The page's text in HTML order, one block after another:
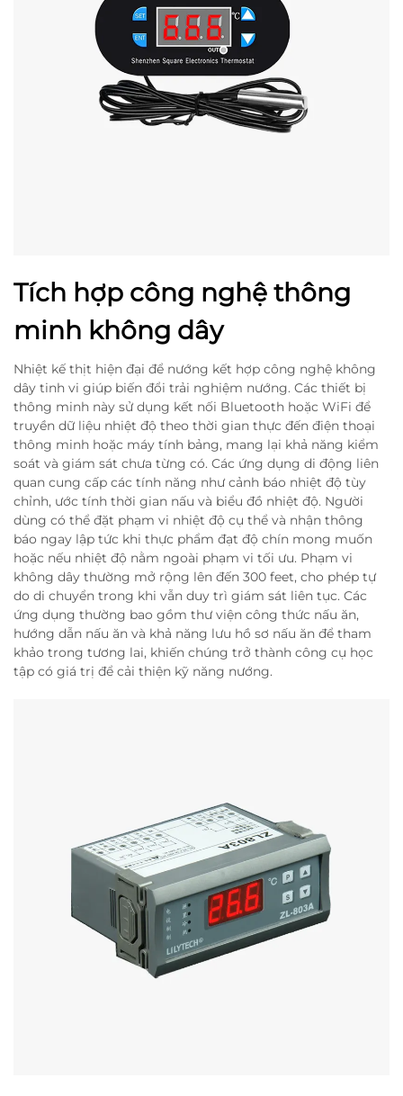
Tích hợp công nghệ thông
minh không dây
Nhiệt kế thịt hiện đại để nướng kết hợp công nghệ không
dây tinh vi giúp biến đổi trải nghiệm nướng. Các thiết bị
thông minh này sử dụng kết nối Bluetooth hoặc WiFi để
truyền dữ liệu nhiệt độ theo thời gian thực đến điện thoại
thông minh hoặc máy tính bảng, mang lại khả năng kiểm
soát và giám sát chưa từng có. Các ứng dụng di động liên
quan cung cấp các tính năng như cảnh báo nhiệt độ tùy
chỉnh, ước tính thời gian nấu và biểu đồ nhiệt độ. Người
dùng có thể đặt phạm vi nhiệt độ cụ thể và nhận thông
báo ngay lập tức khi thực phẩm đạt độ chín mong muốn
hoặc nếu nhiệt độ nằm ngoài phạm vi tối ưu. Phạm vi
không dây thường mở rộng lên đến 300 feet, cho phép tự
do di chuyển trong khi vẫn duy trì giám sát liên tục. Các
ứng dụng thường bao gồm thư viện công thức nấu ăn,
hướng dẫn nấu ăn và khả năng lưu hồ sơ nấu ăn để tham
khảo trong tương lai, khiến chúng trở thành công cụ học
tập có giá trị để cải thiện kỹ năng nướng.